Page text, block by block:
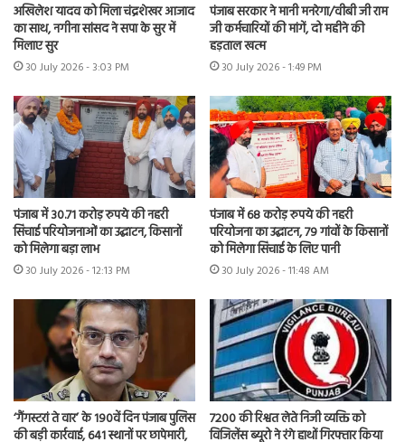
अखिलेश यादव को मिला चंद्रशेखर आजाद
का साथ, नगीना सांसद ने सपा के सुर में
मिलाए सुर
30 July 2026 - 3:03 PM
पंजाब सरकार ने मानी मनरेगा/वीबी जी राम
जी कर्मचारियों की मांगें, दो महीने की
हड़ताल खत्म
30 July 2026 - 1:49 PM
पंजाब में 30.71 करोड़ रुपये की नहरी
सिंचाई परियोजनाओं का उद्घाटन, किसानों
को मिलेगा बड़ा लाभ
30 July 2026 - 12:13 PM
पंजाब में 68 करोड़ रुपये की नहरी
परियोजना का उद्घाटन, 79 गांवों के किसानों
को मिलेगा सिंचाई के लिए पानी
30 July 2026 - 11:48 AM
‘गैंगस्टरां ते वार’ के 190वें दिन पंजाब पुलिस
की बड़ी कार्रवाई, 641 स्थानों पर छापेमारी,
7200 की रिश्वत लेते निजी व्यक्ति को
विजिलेंस ब्यूरो ने रंगे हाथों गिरफ्तार किया